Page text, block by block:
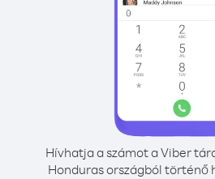
Hívhatja a számot a Viber
Honduras országból történő